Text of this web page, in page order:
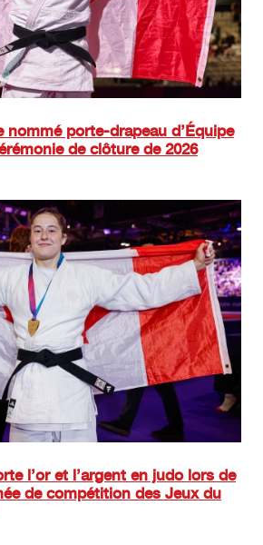
nommé porte-drapeau d’Équipe
de clôture de 2026
l’or et l’argent en judo lors de
de compétition des Jeux du